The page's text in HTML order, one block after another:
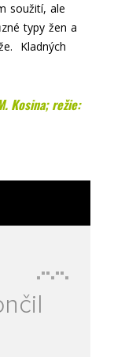
soužití, ale
typy žen a
Kladných
Kosina; režie: